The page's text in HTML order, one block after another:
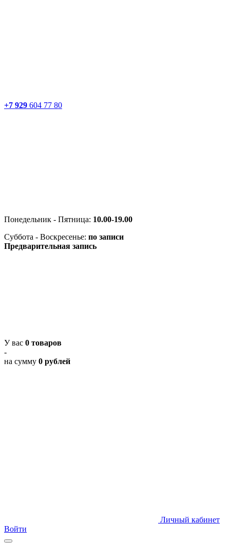
+7 929 604 77 80
Понедельник - Пятница: 10.00-19.00
Суббота - Воскресенье: по записи
Предварительная запись
У вас 0 товаров
-
на сумму 0 рублей
Личный кабинет
Войти